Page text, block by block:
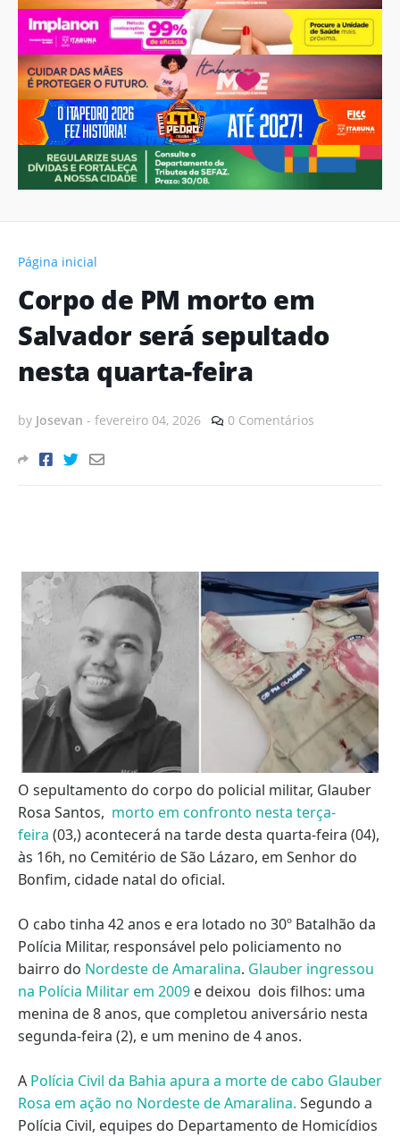
Página inicial
Corpo de PM morto em
Salvador será sepultado
nesta quarta-feira
by Josevan - fevereiro 04, 2026 0 Comentários
O sepultamento do corpo do policial militar, Glauber
Rosa Santos, morto em confronto nesta terça-
feira (03,) acontecerá na tarde desta quarta-feira (04),
às 16h, no Cemitério de São Lázaro, em Senhor do
Bonfim, cidade natal do oficial.
O cabo tinha 42 anos e era lotado no 30º Batalhão da
Polícia Militar, responsável pelo policiamento no
bairro do Nordeste de Amaralina. Glauber ingressou
na Polícia Militar em 2009 e deixou dois filhos: uma
menina de 8 anos, que completou aniversário nesta
segunda-feira (2), e um menino de 4 anos.
A Polícia Civil da Bahia apura a morte de cabo Glauber
Rosa em ação no Nordeste de Amaralina. Segundo a
Polícia Civil, equipes do Departamento de Homicídios